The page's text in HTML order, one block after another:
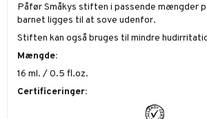
Påfør Småkys stiften i passende mængder
barnet ligges til at sove udenfor.
Stiften kan også bruges til mindre
Mængde:
16 ml. / 0.5 fl.oz.
Certificeringer: